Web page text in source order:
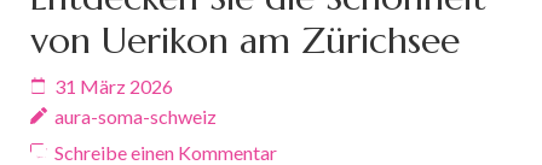
von Uerikon am Zürichsee
31 März 2026
aura-soma-schweiz
Schreibe einen Kommentar